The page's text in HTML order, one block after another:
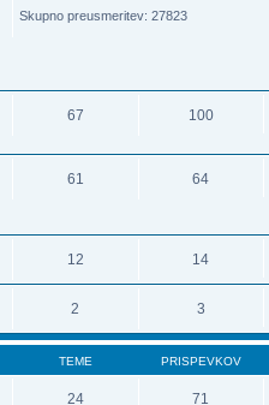
Skupno preusmeritev: 27823
67 100
61 64
12 14
2 3
TEME PRISPEVKOV
24 71